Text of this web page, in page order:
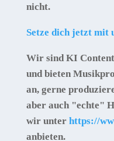
nicht.
Setze dich jetzt mit
Wir sind KI
und bieten
an, gerne
aber auch "echte"
wir unter https://
anbieten.